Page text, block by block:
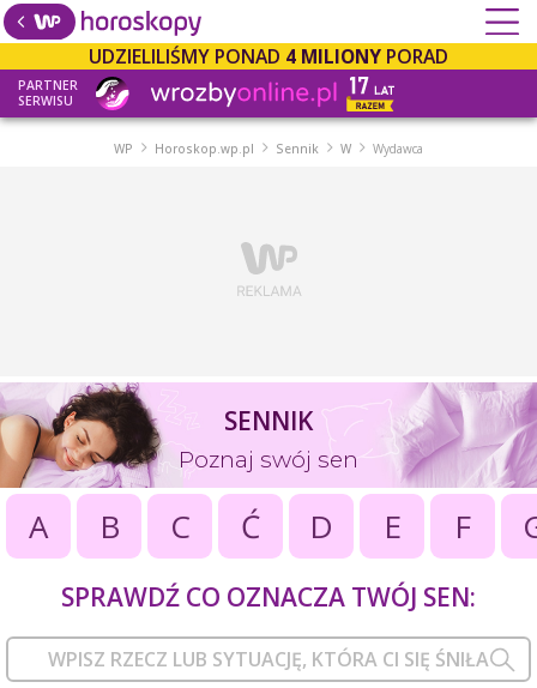
UDZIELILIŚMY PONAD 4 MILIONY PORAD
PARTNER
SERWISU
WP Horoskop.wp.pl Sennik W Wydawca
SENNIK
Poznaj swój sen
A B C Ć D E F
SPRAWDŹ CO OZNACZA TWÓJ SEN: